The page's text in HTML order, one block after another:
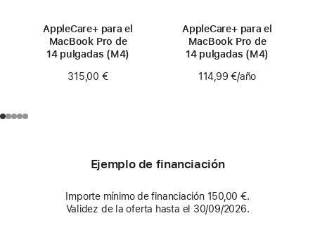
AppleCare+ para el
MacBook Pro de
14 pulgadas (M4)
315,00 €
AppleCare+ para el
MacBook Pro de
14 pulgadas (M4)
114,99 €/año
Ejemplo de financiación
Importe mínimo de financiación 150,00 €.
Validez de la oferta hasta el 30/09/2026.